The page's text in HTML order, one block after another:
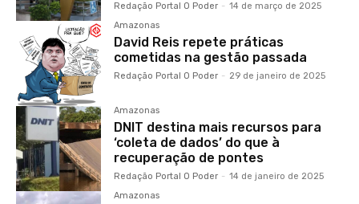
Redação Portal O Poder - 14 de março de 2025
Amazonas
David Reis repete práticas
cometidas na gestão passada
Redação Portal O Poder - 29 de janeiro de 2025
Amazonas
DNIT destina mais recursos para
‘coleta de dados’ do que à
recuperação de pontes
Redação Portal O Poder - 14 de janeiro de 2025
Amazonas